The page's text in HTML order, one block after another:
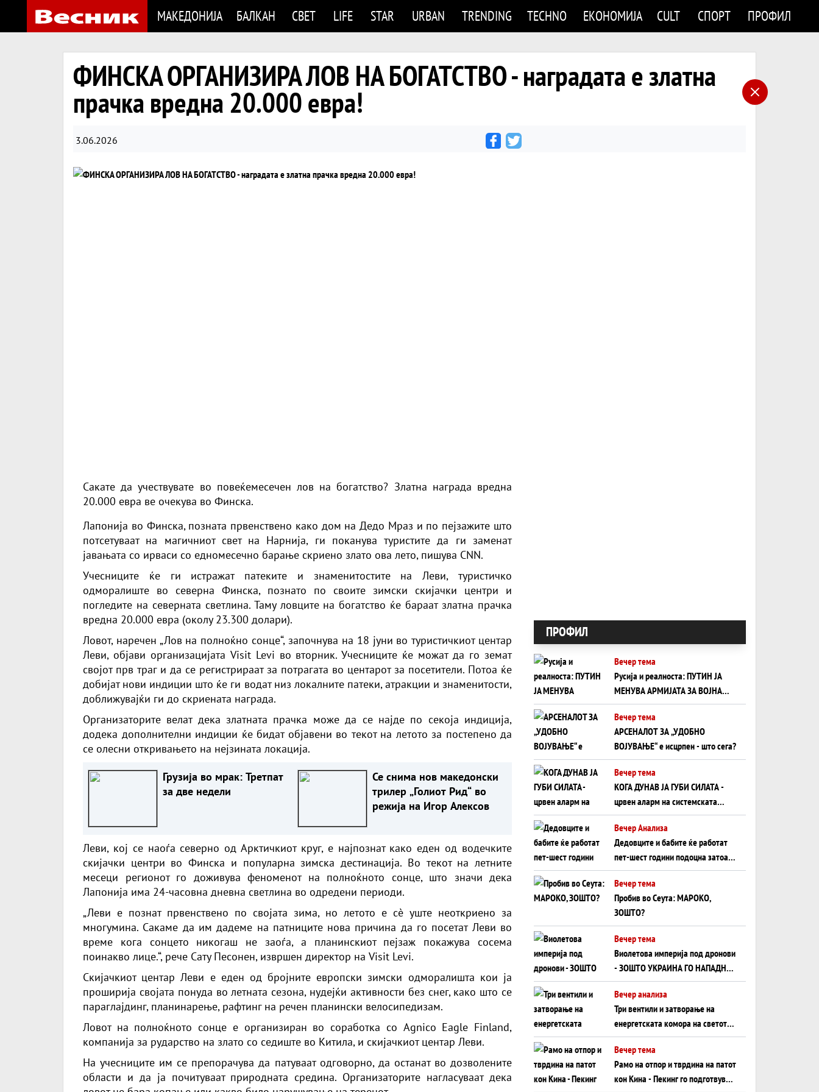
МАКЕДОНИЈА БАЛКАН СВЕТ LIFE STAR URBAN TRENDING TECHNO ЕКОНОМИЈА CULT СПОРТ ПРОФИЛ
ФИНСКА ОРГАНИЗИРА ЛОВ НА БОГАТСТВО - наградата е златна
прачка вредна 20.000 евра!
3.06.2026
Сакате да учествувате во повеќемесечен лов на богатство? Златна награда вредна
20.000 евра ве очекува во Финска.
Лапонија во Финска, позната првенствено како дом на Дедо Мраз и по пејзажите што
потсетуваат на магичниот свет на Нарнија, ги поканува туристите да ги заменат
јавањата со ирваси со едномесечно барање скриено злато ова лето, пишува CNN.
Учесниците ќе ги истражат патеките и знаменитостите на Леви, туристичко
одморалиште во северна Финска, познато по своите зимски скијачки центри и
погледите на северната светлина. Таму ловците на богатство ќе бараат златна прачка
вредна 20.000 евра (околу 23.300 долари).
Ловот, наречен „Лов на полноќно сонце“, започнува на 18 јуни во туристичкиот центар
Леви, објави организацијата Visit Levi во вторник. Учесниците ќе можат да го земат
својот прв траг и да се регистрираат за потрагата во центарот за посетители. Потоа ќе
добијат нови индиции што ќе ги водат низ локалните патеки, атракции и знаменитости,
доближувајќи ги до скриената награда.
Организаторите велат дека златната прачка може да се најде по секоја индиција,
додека дополнителни индиции ќе бидат објавени во текот на летото за постепено да
се олесни откривањето на нејзината локација.
Грузија во мрак: Третпат
за две недели
Се снима нов македонски
трилер „Голиот Рид“ во
режија на Игор Алексов
Леви, кој се наоѓа северно од Арктичкиот круг, е најпознат како еден од водечките
скијачки центри во Финска и популарна зимска дестинација. Во текот на летните
месеци регионот го доживува феноменот на полноќното сонце, што значи дека
Лапонија има 24-часовна дневна светлина во одредени периоди.
„Леви е познат првенствено по својата зима, но летото е сè уште неоткриено за
многумина. Сакаме да им дадеме на патниците нова причина да го посетат Леви во
време кога сонцето никогаш не заоѓа, а планинскиот пејзаж покажува сосема
поинакво лице.“, рече Сату Песонен, извршен директор на Visit Levi.
Скијачкиот центар Леви е еден од бројните европски зимски одморалишта кои ја
проширија својата понуда во летната сезона, нудејќи активности без снег, како што се
параглајдинг, планинарење, рафтинг на речен планински велосипедизам.
Ловот на полноќното сонце е организиран во соработка со Agnico Eagle Finland,
компанија за рударство на злато со седиште во Китила, и скијачкиот центар Леви.
На учесниците им се препорачува да патуваат одговорно, да останат во дозволените
области и да ја почитуваат природната средина. Организаторите нагласуваат дека
ПРОФИЛ
Вечер тема
Русија и реалноста: ПУТИН ЈА
МЕНУВА АРМИЈАТА ЗА ВОЈНА
ШТО ОСТАНУВА БЕЗ ФРОНТ
Вечер тема
АРСЕНАЛОТ ЗА „УДОБНО
ВОЈУВАЊЕ“ е исцрпен - што сега?
Вечер тема
КОГА ДУНАВ ЈА ГУБИ СИЛАТА -
црвен аларм на системската
плоча од јужна Германија до
Црното Море...
Вечер Анализа
Дедовците и бабите ќе работат
пет-шест години подоцна затоа
што НЕМААТ ВНУЦИ ДА ГИ
ЗАМЕНАТ
Вечер тема
Пробив во Сеута: МАРОКО,
ЗОШТО?
Вечер тема
Виолетова империја под дронови
- ЗОШТО УКРАИНА ГО НАПАДНА
РУСКИОТ WILDBERRIES
Вечер анализа
Три вентили и затворање на
енергетската комора на светот:
Нападот во Суец најавува
глобален енергетски инфаркт?
Вечер тема
Рамо на отпор и тврдина на патот
кон Кина - Пекинг го подготвува